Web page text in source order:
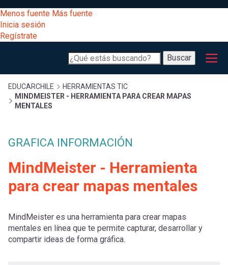
al
contenido
principal
[Educarchile
Escritorio]
Menú
entrar
a
mi
cuenta
Menos fuente Más fuente
Inicia sesión
Regístrate
Buscar
Buscar
Menú
principal
Desarrollo
Expand
Gestión
curricular
Expand
Exploración
Expand
Inicia
Regístrate
Sobrescribir
de
ayuda
a
la
EDUCARCHILE
HERRAMIENTAS TIC
MINDMEISTER - HERRAMIENTA PARA CREAR MAPAS
MENTALES
GRAFICA INFORMACIÓN
MindMeister - Herramienta
para crear mapas mentales
MindMeister es una herramienta para crear mapas
mentales en línea que te permite capturar, desarrollar y
compartir ideas de forma gráfica.
registrarte.